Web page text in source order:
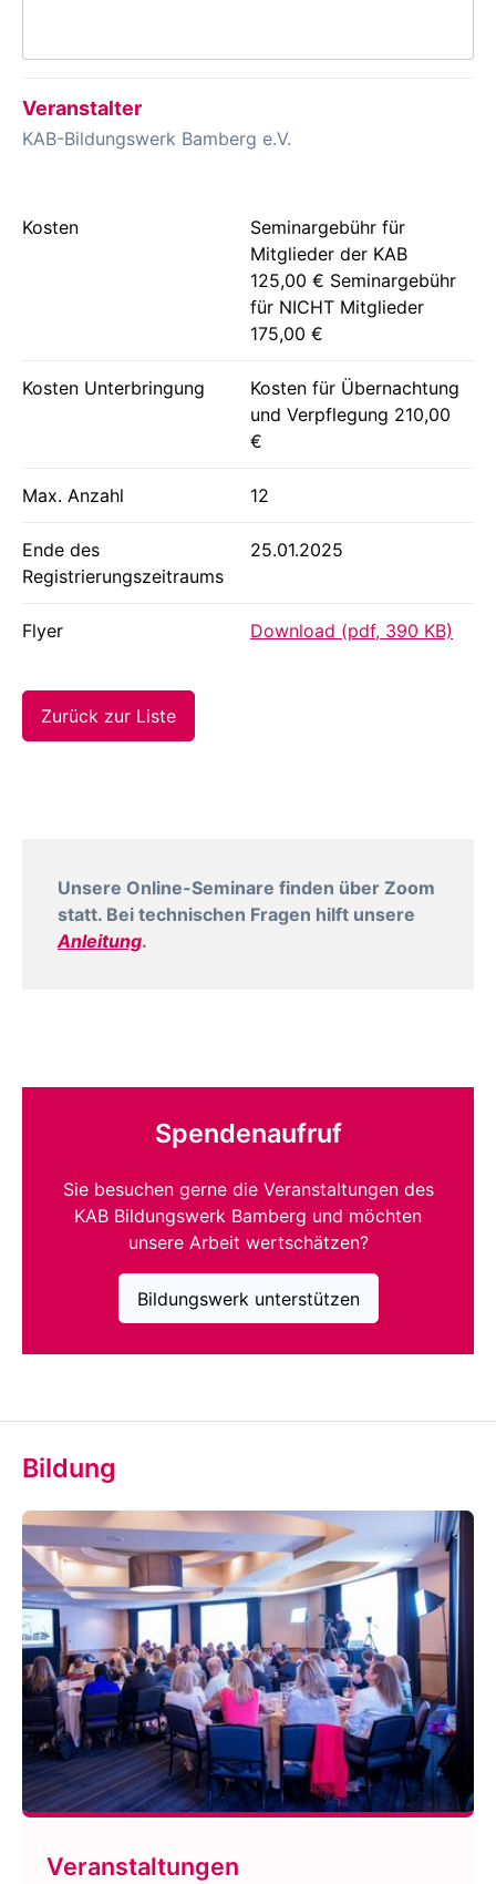
Veranstalter
KAB-Bildungswerk Bamberg e.V.
Kosten
Seminargebühr für
Mitglieder der KAB
125,00 € Seminargebühr
für NICHT Mitglieder
175,00 €
Kosten Unterbringung
Kosten für Übernachtung
und Verpflegung 210,00
€
Max. Anzahl 12
Ende des
Registrierungszeitraums
25.01.2025
Flyer Download (pdf, 390 KB)
Zurück zur Liste
Unsere Online-Seminare finden über Zoom
statt. Bei technischen Fragen hilft unsere
Anleitung.
Spendenaufruf
Sie besuchen gerne die Veranstaltungen des
KAB Bildungswerk Bamberg und möchten
unsere Arbeit wertschätzen?
Bildungswerk unterstützen
Bildung
Veranstaltungen